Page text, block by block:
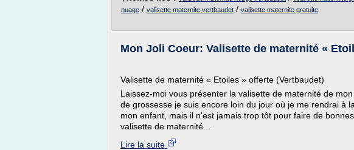
nuage / valisette maternite vertbaudet / valisette maternite gratuite
Mon Joli Coeur: Valisette de maternité «
Valisette de maternité « Etoiles » offerte (Vertbaudet)
Laissez-moi vous présenter la valisette de maternité de
de grossesse je suis encore loin du jour où je me rendrai à
mon enfant, mais il n'est jamais trop tôt pour faire de
valisette de maternité...
Lire la suite